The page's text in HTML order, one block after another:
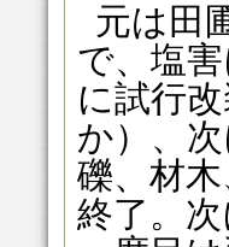
元は田
で、塩
に試行
か）、
礫、材
終了。